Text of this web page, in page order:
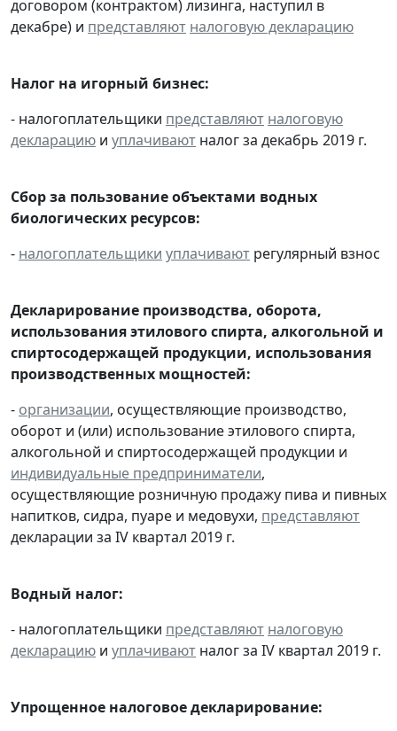
договором (контрактом) лизинга, наступил в
декабре) и представляют налоговую декларацию
Налог на игорный бизнес:
- налогоплательщики представляют налоговую
декларацию и уплачивают налог за декабрь 2019 г.
Сбор за пользование объектами водных
биологических ресурсов:
- налогоплательщики уплачивают регулярный взнос
Декларирование производства, оборота,
использования этилового спирта, алкогольной и
спиртосодержащей продукции, использования
производственных мощностей:
- организации, осуществляющие производство,
оборот и (или) использование этилового спирта,
алкогольной и спиртосодержащей продукции и
индивидуальные предприниматели,
осуществляющие розничную продажу пива и пивных
напитков, сидра, пуаре и медовухи, представляют
декларации за IV квартал 2019 г.
Водный налог:
- налогоплательщики представляют налоговую
декларацию и уплачивают налог за IV квартал 2019 г.
Упрощенное налоговое декларирование: